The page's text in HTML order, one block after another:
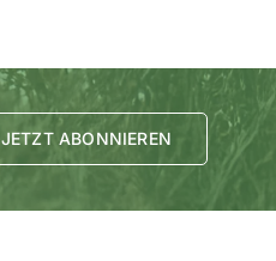
JETZT ABONNIEREN